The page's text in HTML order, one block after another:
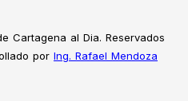
Cartagena al Dia. Reservados
por Ing. Rafael Mendoza